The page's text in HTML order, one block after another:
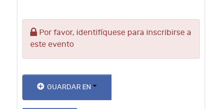
Por favor, identifíquese para inscribirse a
este evento
GUARDAR EN